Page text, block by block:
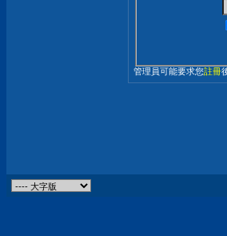
管理員可能要求您註冊